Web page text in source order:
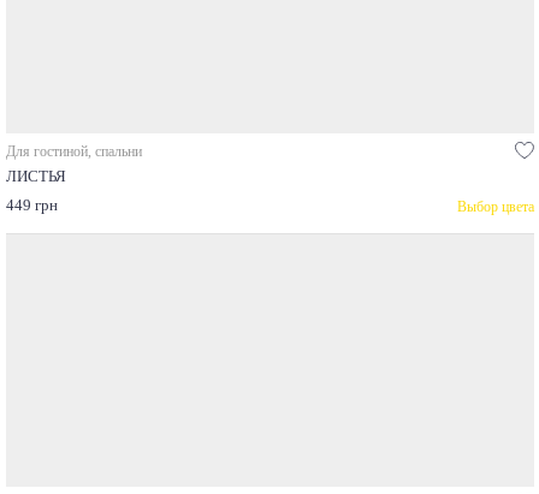
Для гостиной, спальни
ЛИСТЬЯ
449 грн
Выбор цвета